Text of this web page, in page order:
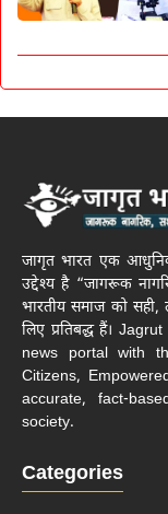
जागृत भारत एक
उद्देश्य है “जागरूक
भारतीय समाज को
लिए प्रतिबद्ध हैं।
news portal with
Citizens,
accurate, fact-
society.
Categories